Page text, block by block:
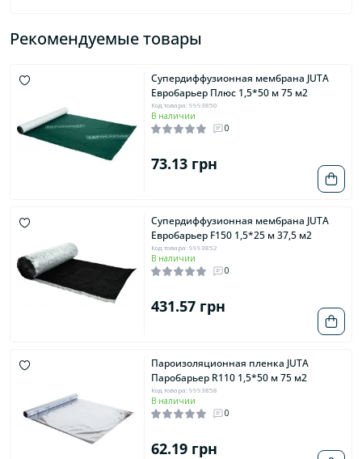
Рекомендуемые товары
Супердиффузионная мембрана JUTA
Евробарьер Плюс 1,5*50 м 75 м2
Код товара: 9993850
В наличии
0
73.13 грн
Супердиффузионная мембрана JUTA
Евробарьер F150 1,5*25 м 37,5 м2
Код товара: 9993852
В наличии
0
431.57 грн
Пароизоляционная пленка JUTA
Паробарьер R110 1,5*50 м 75 м2
Код товара: 9993858
В наличии
0
62.19 грн